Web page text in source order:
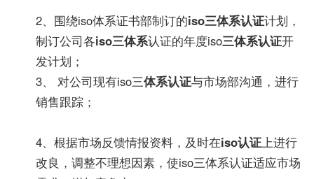
2、围绕iso体系证书部制订的iso三体系认证计划，
制订公司各iso三体系认证的年度iso三体系认证开
发计划；
3、 对公司现有iso三体系认证与市场部沟通，进行
销售跟踪；
4、根据市场反馈情报资料，及时在iso认证 上进行
改良，调整不理想因素，使iso三体系认证适应市场